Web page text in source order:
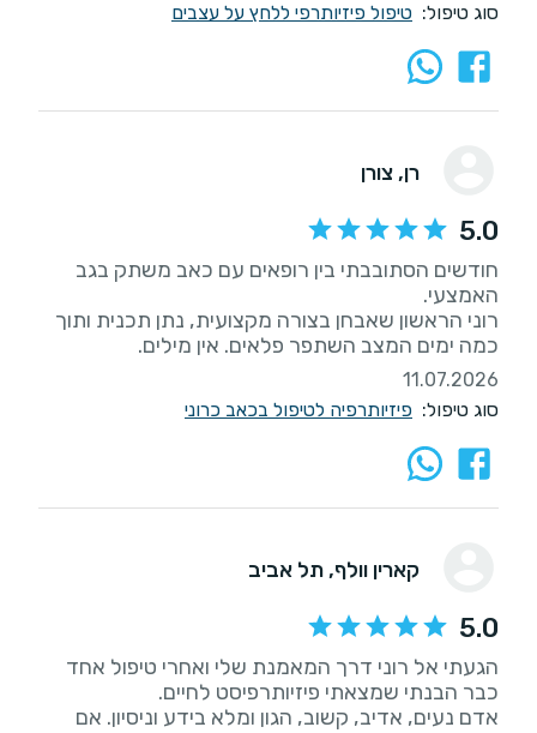
סוג טיפול: טיפול פיזיותרפי ללחץ על עצבים
רן, צורן
5.0
חודשים הסתובבתי בין רופאים עם כאב משתק בגב
רוני הראשון שאבחן בצורה מקצועית, נתן תכנית ותוך
כמה ימים המצב השתפר פלאים. אין מילים.
11.07.2026
סוג טיפול: פיזיותרפיה לטיפול בכאב כרוני
קארין וולף, תל אביב
5.0
הגעתי אל רוני דרך המאמנת שלי ואחרי טיפול אחד
אדם נעים, אדיב, קשוב, הגון ומלא בידע וניסיון. אם